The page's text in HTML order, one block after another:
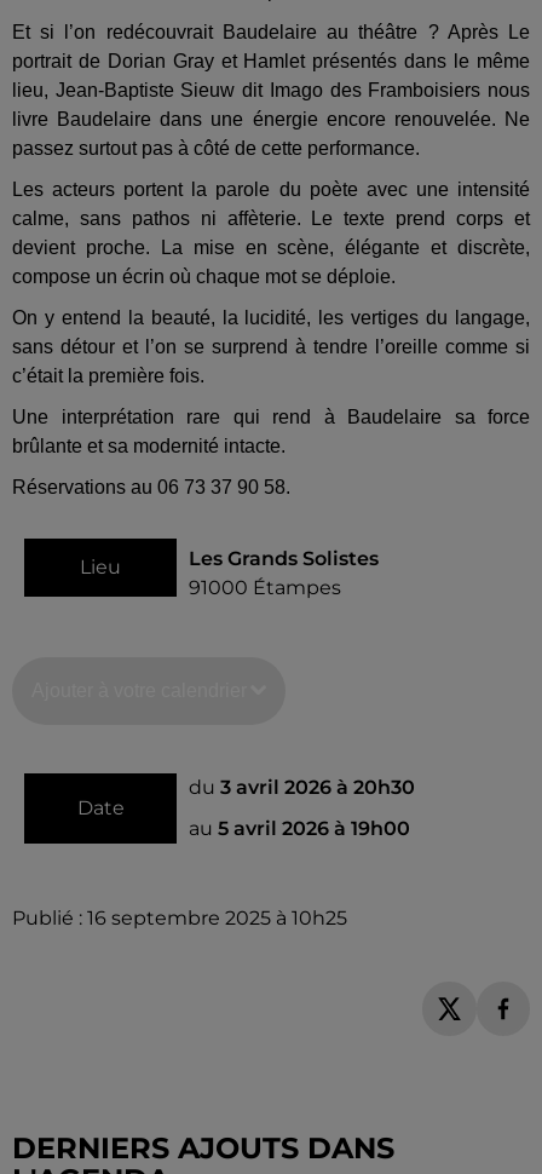
Et si l’on redécouvrait Baudelaire au théâtre ? Après Le
portrait de Dorian Gray et Hamlet présentés dans le même
lieu, Jean-Baptiste Sieuw dit Imago des Framboisiers nous
livre Baudelaire dans une énergie encore renouvelée. Ne
passez surtout pas à côté de cette performance.
Les acteurs portent la parole du poète avec une intensité
calme, sans pathos ni affèterie. Le texte prend corps et
devient proche. La mise en scène, élégante et discrète,
compose un écrin où chaque mot se déploie.
On y entend la beauté, la lucidité, les vertiges du langage,
sans détour et l’on se surprend à tendre l’oreille comme si
c’était la première fois.
Une interprétation rare qui rend à Baudelaire sa force
brûlante et sa modernité intacte.
Réservations au 06 73 37 90 58.
Lieu
Les Grands Solistes
91000 Étampes
Date
du 3 avril 2026 à 20h30
au 5 avril 2026 à 19h00
Publié : 16 septembre 2025 à 10h25
DERNIERS AJOUTS DANS